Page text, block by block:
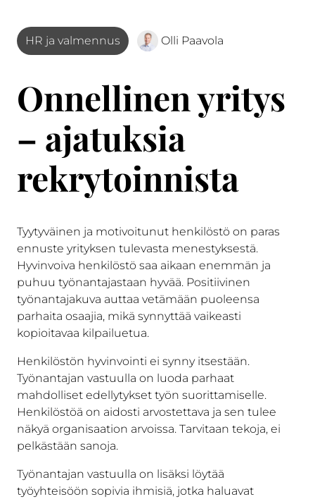
HR ja valmennus Olli Paavola
Onnellinen yritys
– ajatuksia
rekrytoinnista
Tyytyväinen ja motivoitunut henkilöstö on paras
ennuste yrityksen tulevasta menestyksestä.
Hyvinvoiva henkilöstö saa aikaan enemmän ja
puhuu työnantajastaan hyvää. Positiivinen
työnantajakuva auttaa vetämään puoleensa
parhaita osaajia, mikä synnyttää vaikeasti
kopioitavaa kilpailuetua.
Henkilöstön hyvinvointi ei synny itsestään.
Työnantajan vastuulla on luoda parhaat
mahdolliset edellytykset työn suorittamiselle.
Henkilöstöä on aidosti arvostettava ja sen tulee
näkyä organisaation arvoissa. Tarvitaan tekoja, ei
pelkästään sanoja.
Työnantajan vastuulla on lisäksi löytää
työyhteisöön sopivia ihmisiä, jotka haluavat